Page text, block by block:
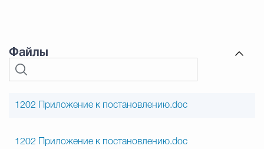
Файлы
1202 Приложение к постановлению.doc
1202 Приложение к постановлению.doc